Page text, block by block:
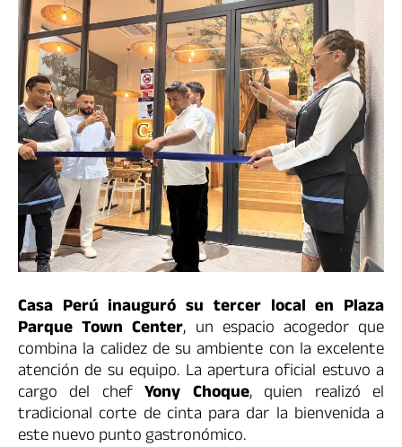
Casa Perú inauguró su tercer local en Plaza
Parque Town Center, un espacio acogedor que
combina la calidez de su ambiente con la excelente
atención de su equipo. La apertura oficial estuvo a
cargo del chefYony Choque, quien realizó el
tradicional corte de cinta para dar la bienvenida a
este nuevo punto gastronómico.